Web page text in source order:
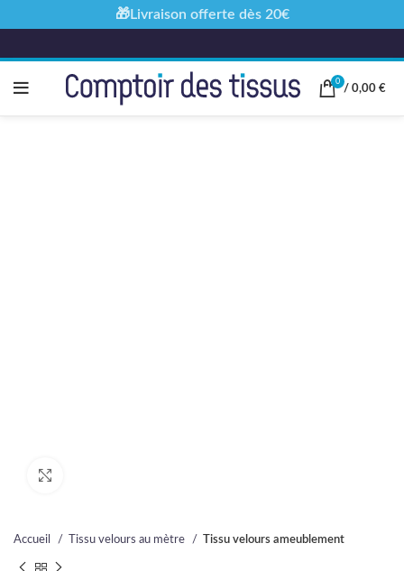
0
/ 0,00 €
Accueil Tissu velours au mètre Tissu velours ameublement
🎁Livraison offerte dès 20€